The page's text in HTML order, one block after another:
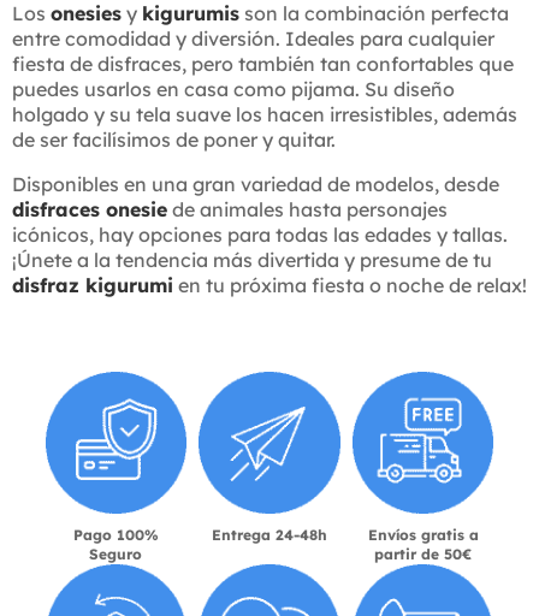
Los onesies y kigurumis son la combinación perfecta
entre comodidad y diversión. Ideales para cualquier
fiesta de disfraces, pero también tan confortables que
puedes usarlos en casa como pijama. Su diseño
holgado y su tela suave los hacen irresistibles, además
de ser facilísimos de poner y quitar.
Disponibles en una gran variedad de modelos, desde
disfraces onesie de animales hasta personajes
icónicos, hay opciones para todas las edades y tallas.
¡Únete a la tendencia más divertida y presume de tu
disfraz kigurumi en tu próxima fiesta o noche de relax!
Pago 100%
Seguro
Entrega 24-48h
Envíos gratis a
partir de 50€